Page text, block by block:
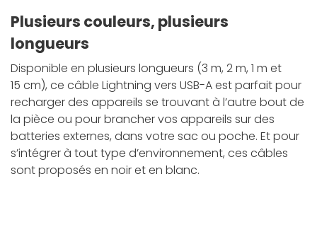
Plusieurs couleurs, plusieurs
longueurs
Disponible en plusieurs longueurs (3 m, 2 m, 1 m et
15 cm), ce câble Lightning vers USB-A est parfait pour
recharger des appareils se trouvant à l’autre bout de
la pièce ou pour brancher vos appareils sur des
batteries externes, dans votre sac ou poche. Et pour
s’intégrer à tout type d’environnement, ces câbles
sont proposés en noir et en blanc.